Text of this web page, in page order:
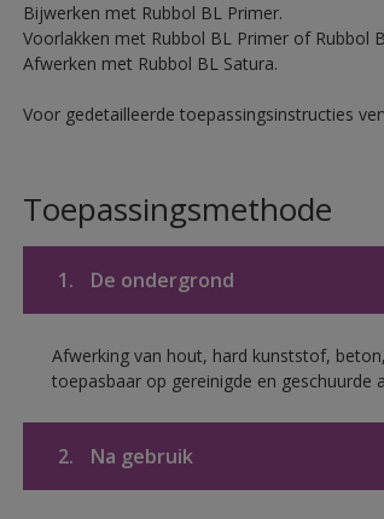
Bijwerken met Rubbol BL Primer.
Voorlakken met Rubbol BL Primer of Rubbol
Afwerken met Rubbol BL Satura.
Voor gedetailleerde toepassingsinstructies
Toepassingsmethode
1. De ondergrond
Afwerking van hout, hard kunststof,
toepasbaar op gereinigde en geschuurde
2. Na gebruik